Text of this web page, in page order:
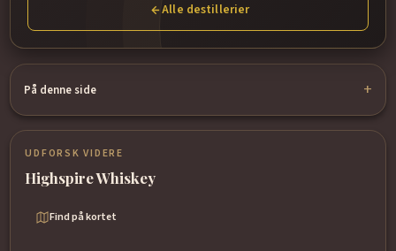
Alle destillerier
På denne side
UDFORSK VIDERE
Highspire Whiskey
Find på kortet